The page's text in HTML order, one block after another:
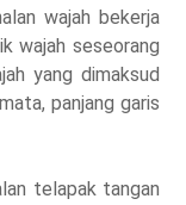
wajah bekerja
wajah seseorang
yang dimaksud
panjang garis
telapak tangan